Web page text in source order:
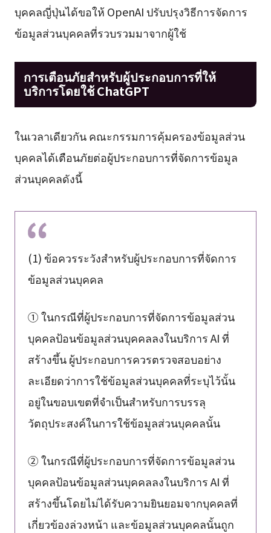
บุคคลญี่ปุ่นได้ขอให้ OpenAI ปรับปรุงวิธีการจัดการ
ข้อมูลส่วนบุคคลที่รวบรวมมาจากผู้ใช้
การเตือนภัยสำหรับผู้ประกอบการที่ให้
บริการโดยใช้ ChatGPT
ในเวลาเดียวกัน คณะกรรมการคุ้มครองข้อมูลส่วน
บุคคลได้เตือนภัยต่อผู้ประกอบการที่จัดการข้อมูล
ส่วนบุคคลดังนี้
(1) ข้อควรระวังสำหรับผู้ประกอบการที่จัดการ
ข้อมูลส่วนบุคคล
① ในกรณีที่ผู้ประกอบการที่จัดการข้อมูลส่วน
บุคคลป้อนข้อมูลส่วนบุคคลลงในบริการ AI ที่
สร้างขึ้น ผู้ประกอบการควรตรวจสอบอย่าง
ละเอียดว่าการใช้ข้อมูลส่วนบุคคลที่ระบุไว้นั้น
อยู่ในขอบเขตที่จำเป็นสำหรับการบรรลุ
วัตถุประสงค์ในการใช้ข้อมูลส่วนบุคคลนั้น
② ในกรณีที่ผู้ประกอบการที่จัดการข้อมูลส่วน
บุคคลป้อนข้อมูลส่วนบุคคลลงในบริการ AI ที่
สร้างขึ้นโดยไม่ได้รับความยินยอมจากบุคคลที่
เกี่ยวข้องล่วงหน้า และข้อมูลส่วนบุคคลนั้นถูก